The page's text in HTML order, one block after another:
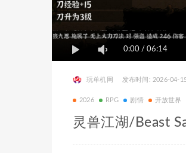
0:00 / 06:14
玩单机网 发布时间: 2026-04-
2026 RPG 剧情 开放世界
灵兽江湖/Beast